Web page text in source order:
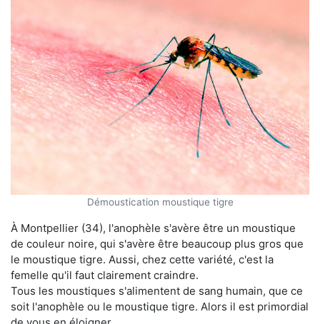
Démoustication moustique tigre
À Montpellier (34), l'anophèle s'avère être un moustique
de couleur noire, qui s'avère être beaucoup plus gros que
le moustique tigre. Aussi, chez cette variété, c'est la
femelle qu'il faut clairement craindre.
Tous les moustiques s'alimentent de sang humain, que ce
soit l'anophèle ou le moustique tigre. Alors il est primordial